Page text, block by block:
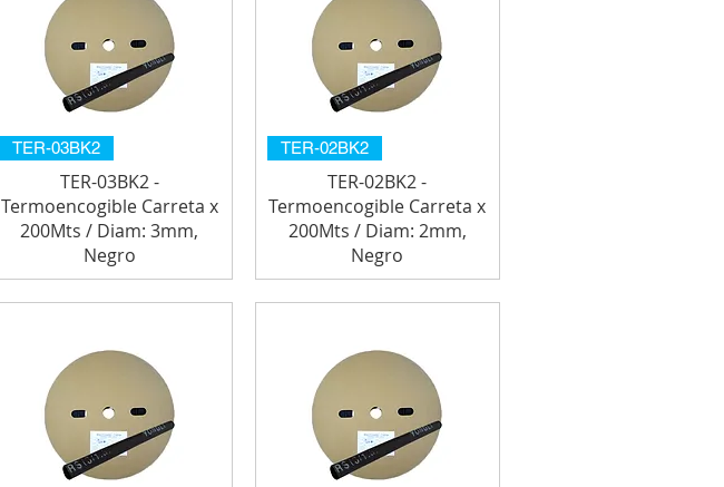
TER-03BK2
TER-03BK2 -
Termoencogible Carreta x
200Mts / Diam: 3mm,
Negro
TER-02BK2
TER-02BK2 -
Termoencogible Carreta x
200Mts / Diam: 2mm,
Negro